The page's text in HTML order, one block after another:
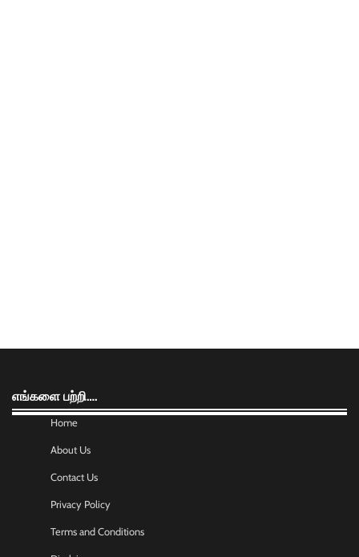
எங்களை பற்றி….
Home
About Us
Contact Us
Privacy Policy
Terms and Conditions